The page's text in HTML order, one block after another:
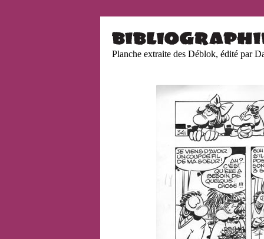
Planche extraite des Déblok, édité par